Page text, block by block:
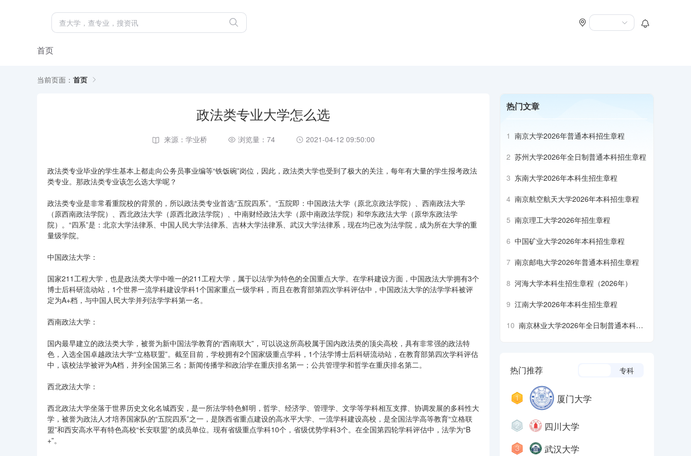
首页
当前页面： 首页
政法类专业大学怎么选
来源：学业桥 浏览量：74 2021-04-12 09:50:00
政法类专业毕业的学生基本上都走向公务员事业编等“铁饭碗”岗位，因此，政法类大学也受到了极大的关注，每年有大量的学生报考政法
类专业。那政法类专业该怎么选大学呢？
政法类专业是非常看重院校的背景的，所以政法类专业首选“五院四系”。“五院即：中国政法大学（原北京政法学院）、西南政法大学
（原西南政法学院）、西北政法大学（原西北政法学院）、中南财经政法大学（原中南政法学院）和华东政法大学（原华东政法学
院）。“四系”是：北京大学法律系、中国人民大学法律系、吉林大学法律系、武汉大学法律系，现在均已改为法学院，成为所在大学的重
量级学院。
中国政法大学：
国家211工程大学，也是政法类大学中唯一的211工程大学，属于以法学为特色的全国重点大学。在学科建设方面，中国政法大学拥有3个
博士后科研流动站，1个世界一流学科建设学科1个国家重点一级学科，而且在教育部第四次学科评估中，中国政法大学的法学学科被评
定为A+档，与中国人民大学并列法学学科第一名。
西南政法大学：
国内最早建立的政法类大学，被誉为新中国法学教育的“西南联大”，可以说这所高校属于国内政法类的顶尖高校，具有非常强的政法特
色，入选全国卓越政法大学“立格联盟”。截至目前，学校拥有2个国家级重点学科，1个法学博士后科研流动站，在教育部第四次学科评估
中，该校法学被评为A档，并列全国第三名；新闻传播学和政治学在重庆排名第一；公共管理学和哲学在重庆排名第二。
西北政法大学：
西北政法大学坐落于世界历史文化名城西安，是一所法学特色鲜明，哲学、经济学、管理学、文学等学科相互支撑、协调发展的多科性大
学，被誉为政法人才培养国家队的“五院四系”之一，是陕西省重点建设的高水平大学、一流学科建设高校，是全国法学高等教育“立格联
盟”和西安高水平有特色高校“长安联盟”的成员单位。现有省级重点学科10个，省级优势学科3个。在全国第四轮学科评估中，法学为“B
+”。
热门文章
1 南京大学2026年普通本科招生章程
2 苏州大学2026年全日制普通本科招生章程
3 东南大学2026年本科生招生章程
4 南京航空航天大学2026年本科招生章程
5 南京理工大学2026年招生章程
6 中国矿业大学2026年本科招生章程
7 南京邮电大学2026年普通本科招生章程
8 河海大学本科生招生章程（2026年）
9 江南大学2026年本科生招生章程
10 南京林业大学2026年全日制普通本科招
热门推荐 专科
厦门大学
四川大学
武汉大学